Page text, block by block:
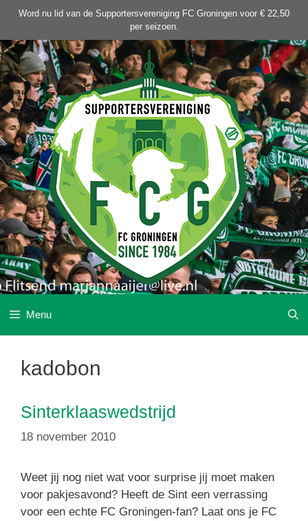
de
inhoud
Word nu lid van de Supportersvereniging FC Groningen voor € 22,50
per seizoen.
Menu
kadobon
Sinterklaaswedstrijd
18 november 2010
Weet jij nog niet wat voor surprise jij moet maken
voor pakjesavond? Heeft de Sint een verrassing
voor een echte FC Groningen-fan? Laat ons je FC